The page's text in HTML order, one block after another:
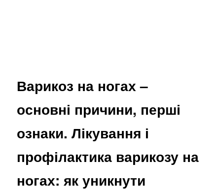
Варикоз на ногах –
основні причини, перші
ознаки. Лікування і
профілактика варикозу на
ногах: як уникнути